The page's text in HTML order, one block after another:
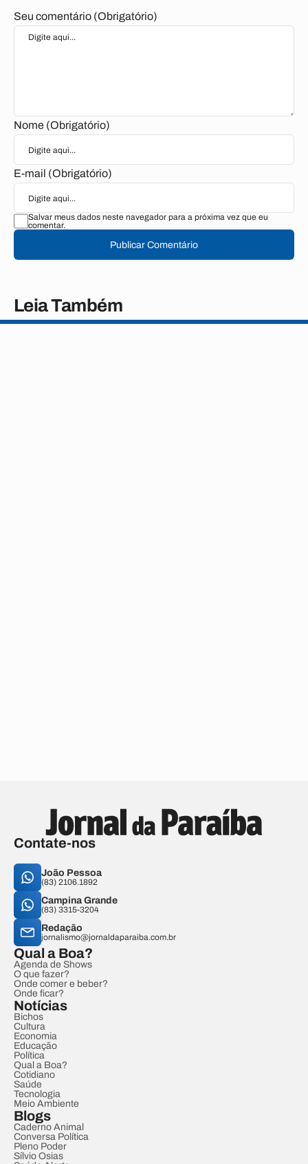
Seu comentário (Obrigatório)
Nome (Obrigatório)
E-mail (Obrigatório)
Salvar meus dados neste navegador para a próxima vez que eu
comentar.
Publicar Comentário
Leia Também
Contate-nos
João Pessoa
(83) 2106.1892
Campina Grande
(83) 3315-3204
Redação
jornalismo@jornaldaparaiba.com.br
Qual a Boa?
Agenda de Shows
O que fazer?
Onde comer e beber?
Onde ficar?
Notícias
Bichos
Cultura
Economia
Educação
Política
Qual a Boa?
Cotidiano
Saúde
Tecnologia
Meio Ambiente
Blogs
Caderno Animal
Conversa Política
Pleno Poder
Sílvio Osias